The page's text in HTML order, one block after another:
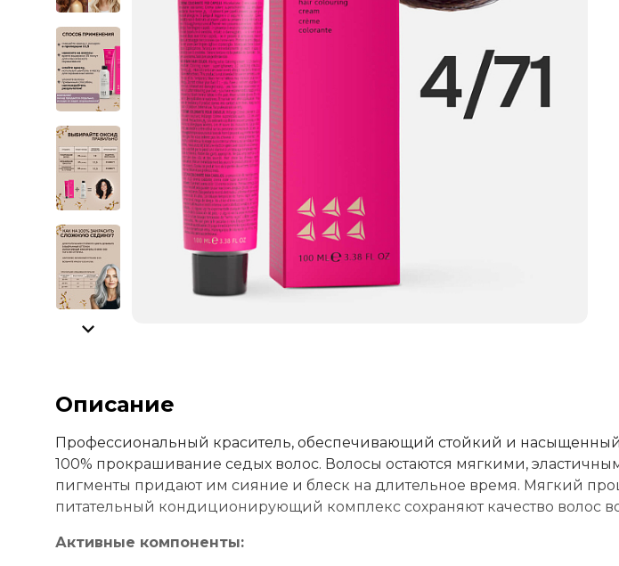
Описание
Профессиональный краситель, обеспечивающий стойкий и насыщенный
100% прокрашивание седых волос. Волосы остаются мягкими,
пигменты придают им сияние и блеск на длительное время. Мягкий
питательный кондиционирующий комплекс сохраняют качество волос
Активные компоненты: